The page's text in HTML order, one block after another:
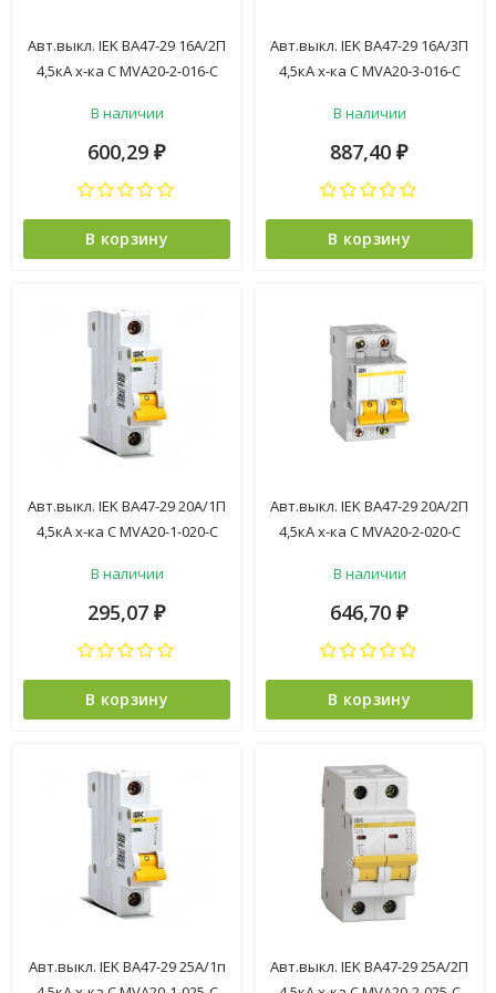
Авт.выкл. IEK ВА47-29 16А/2П
4,5кА х-ка С MVA20-2-016-C
В наличии
600,29 ₽
В корзину
Авт.выкл. IEK ВА47-29 16А/3П
4,5кА х-ка С MVA20-3-016-C
В наличии
887,40 ₽
В корзину
Авт.выкл. IEK ВА47-29 20А/1П
4,5кА х-ка С MVA20-1-020-C
В наличии
295,07 ₽
В корзину
Авт.выкл. IEK ВА47-29 20А/2П
4,5кА х-ка С MVA20-2-020-С
В наличии
646,70 ₽
В корзину
Авт.выкл. IEK ВА47-29 25А/1п
Авт.выкл. IEK ВА47-29 25А/2П